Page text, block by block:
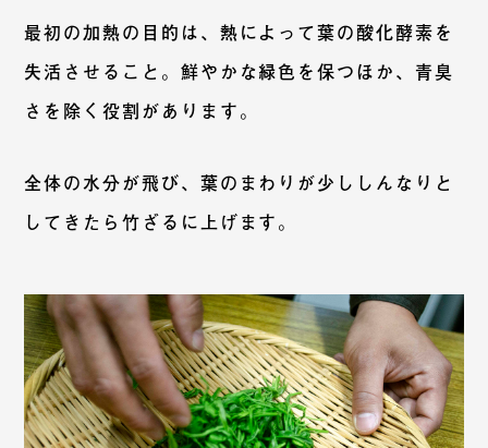
最初の加熱の目的は、熱によって葉の酸化酵素を
失活させること。鮮やかな緑色を保つほか、青臭
さを除く役割があります。
全体の水分が飛び、葉のまわりが少ししんなりと
してきたら竹ざるに上げます。